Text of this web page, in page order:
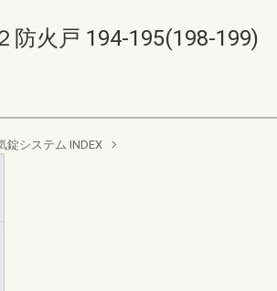
火戸 194-195(198-199)
錠システム INDEX